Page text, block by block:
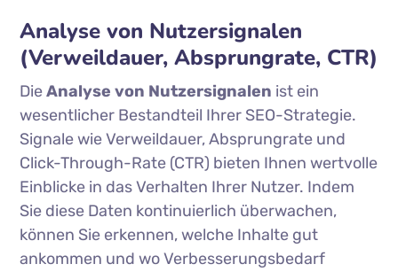
Analyse von Nutzersignalen
(Verweildauer, Absprungrate, CTR)
DieAnalyse von Nutzersignalen ist ein
wesentlicher Bestandteil Ihrer SEO-Strategie.
Signale wie Verweildauer, Absprungrate und
Click-Through-Rate (CTR) bieten Ihnen wertvolle
Einblicke in das Verhalten Ihrer Nutzer. Indem
Sie diese Daten kontinuierlich überwachen,
können Sie erkennen, welche Inhalte gut
ankommen und wo Verbesserungsbedarf